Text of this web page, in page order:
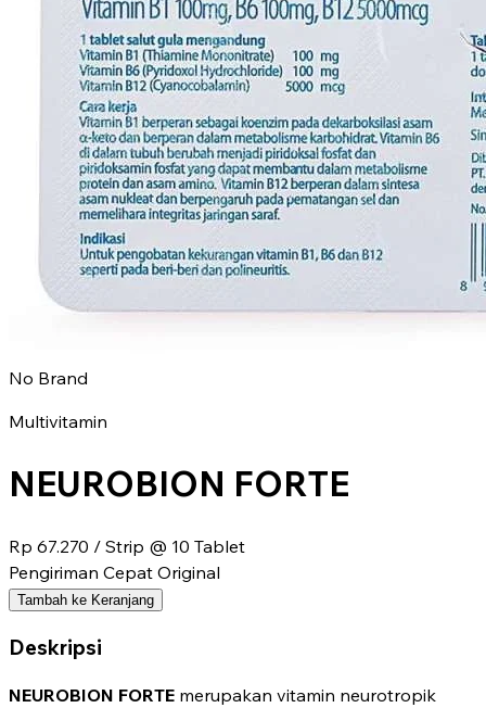
No Brand
Multivitamin
NEUROBION FORTE
Rp 67.270 / Strip @ 10 Tablet
Pengiriman Cepat Original
Tambah ke Keranjang
Deskripsi
NEUROBION FORTE merupakan vitamin neurotropik